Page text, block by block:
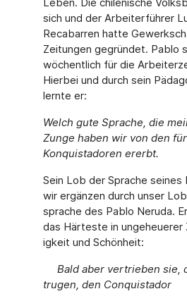
sich und der Arbeiterführer
Recabarren hatte
Zeitungen gegründet. Pablo
wöchentlich für die
Hierbei und durch sein
lernte er:
Welch gute Sprache, die
Zunge haben wir von den
Konquistadoren ererbt.
Sein Lob der Sprache seines
wir ergänzen durch unser
sprache des Pablo Neruda.
das Härteste in
igkeit und Schönheit:
Bald aber vertrieben sie,
trugen, den Conquistador